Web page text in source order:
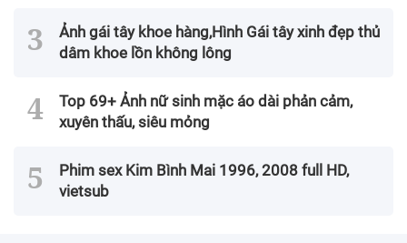
Ảnh gái tây khoe hàng,Hình Gái tây xinh đẹp thủ
dâm khoe lồn không lông
Top 69+ Ảnh nữ sinh mặc áo dài phản cảm,
xuyên thấu, siêu mỏng
Phim sex Kim Bình Mai 1996, 2008 full HD,
vietsub